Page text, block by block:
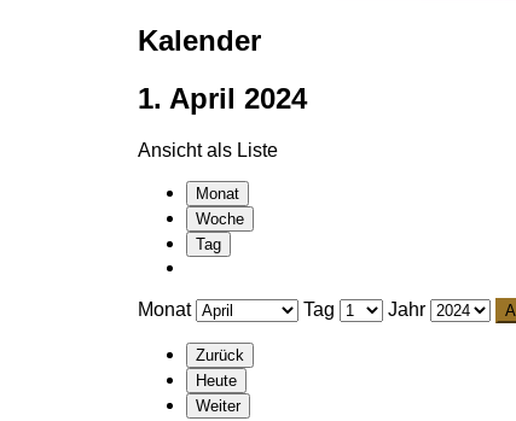
Kalender
1. April 2024
Ansicht als Liste
Monat
Woche
Tag
Monat Tag Jahr
Zurück
Heute
Weiter